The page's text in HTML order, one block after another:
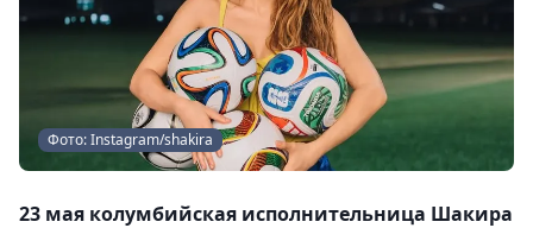
Фото: Instagram/shakira
23 мая колумбийская исполнительница Шакира